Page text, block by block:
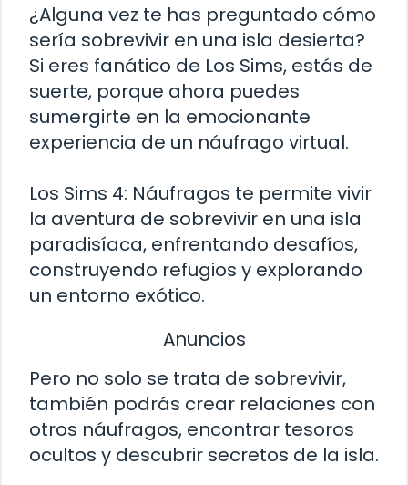
¿Alguna vez te has preguntado cómo
sería sobrevivir en una isla desierta?
Si eres fanático de Los Sims, estás de
suerte, porque ahora puedes
sumergirte en la emocionante
experiencia de un náufrago virtual.
Los Sims 4: Náufragos te permite vivir
la aventura de sobrevivir en una isla
paradisíaca, enfrentando desafíos,
construyendo refugios y explorando
un entorno exótico.
Anuncios
Pero no solo se trata de sobrevivir,
también podrás crear relaciones con
otros náufragos, encontrar tesoros
ocultos y descubrir secretos de la isla.